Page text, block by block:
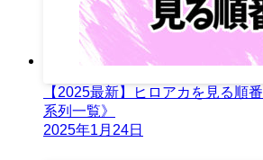
【2025最新】ヒロアカを見る順
系列一覧》
2025年1月24日